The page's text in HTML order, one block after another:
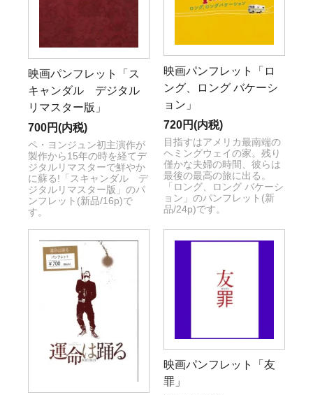
映画パンフレット「ス
キャンダル デジタル
リマスター版」
700円(内税)
ペ・ヨンジュン初主演作が
製作から15年の時を経てデ
ジタルリマスターで鮮やか
に蘇る!「スキャンダル デ
ジタルリマスター版」のパ
ンフレット(新品/16p)で
す。
映画パンフレット「ロ
ング、ロング バケーシ
ョン」
720円(内税)
目指すはアメリカ最南端の
ヘミングウェイの家。残り
僅かな夫婦の時間、彼らは
最後の最高の旅に出る。
「ロング、ロング バケーシ
ョン」のパンフレット(新
品/24p)です。
映画パンフレット「友
罪」